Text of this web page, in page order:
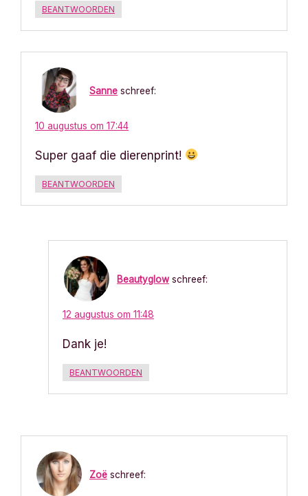
BEANTWOORDEN
Sanne schreef:
10 augustus om 17:44
Super gaaf die dierenprint!
BEANTWOORDEN
Beautyglow schreef:
12 augustus om 11:48
Dank je!
BEANTWOORDEN
Zoë schreef: